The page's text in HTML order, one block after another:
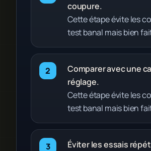
coupure.
Cette étape évite les
test banal mais bien
Comparer avec une
réglage.
Cette étape évite les
test banal mais bien
Éviter les essais